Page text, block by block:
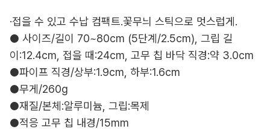
·접을 수 있고 수납 컴팩트.꽃무늬 스틱으로 멋스럽게.
● 사이즈/길이 70~80cm (5단계/2.5cm), 그립 길
이:12.4cm, 접을 때:24cm, 고무 칩 바닥 직경:약 3.0cm
●파이프 직경/상부:1.9cm, 하부:1.6cm
●무게/260g
●재질/본체:알루미늄, 그립:목제
●적응 고무 칩 내경/15mm